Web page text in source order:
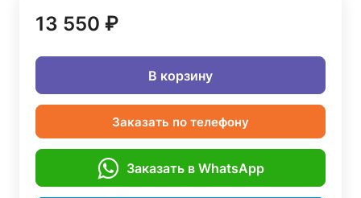
13 550 ₽
В корзину
Заказать по телефону
Заказать в WhatsApp